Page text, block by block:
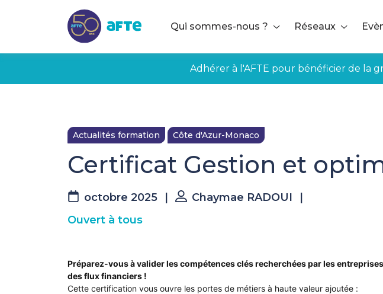
Qui sommes-nous ? Réseaux
Adhérer à l'AFTE pour bénéficier de la
Actualités formation Côte d'Azur-Monaco
Certificat Gestion et
octobre 2025 Chaymae RADOUI
Ouvert à tous
Préparez-vous à valider les compétences clés recherchées par les
des flux financiers !
Cette certification vous ouvre les portes de métiers à haute valeur ajoutée :